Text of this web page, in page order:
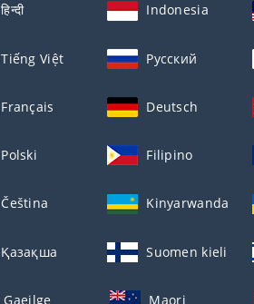
हिन्दी Indonesia
Tiếng Việt Русский
Français Deutsch
Polski Filipino
Čeština Kinyarwanda
Қазақша Suomen kieli
Gaeilge Maori